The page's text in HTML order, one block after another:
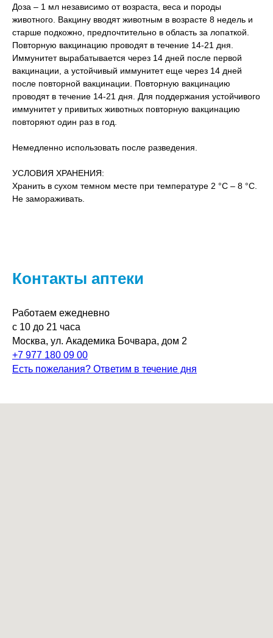
Доза – 1 мл независимо от возраста, веса и породы
животного. Вакцину вводят животным в возрасте 8 недель и
старше подкожно, предпочтительно в область за лопаткой.
Повторную вакцинацию проводят в течение 14-21 дня.
Иммунитет вырабатывается через 14 дней после первой
вакцинации, а устойчивый иммунитет еще через 14 дней
после повторной вакцинации. Повторную вакцинацию
проводят в течение 14-21 дня. Для поддержания устойчивого
иммунитет у привитых животных повторную вакцинацию
повторяют один раз в год.
Немедленно использовать после разведения.
УСЛОВИЯ ХРАНЕНИЯ:
Хранить в сухом темном месте при температуре 2 °C – 8 °C.
Не замораживать.
Контакты аптеки
Работаем ежедневно
с 10 до 21 часа
Москва, ул. Академика Бочвара, дом 2
+7 977 180 09 00
Есть пожелания? Ответим в течение дня